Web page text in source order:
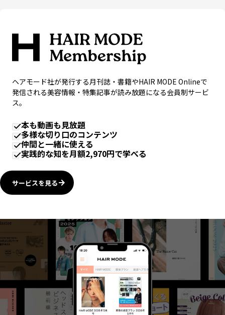
ヘアモード社が発行する月刊誌・書籍やHAIR MODE Onlineで
発信される美容情報・特集記事が読み放題になる会員制サービ
ス。
本も動画も見放題
多様な切り口のコンテンツ
仲間と一緒に使える
実践的な知を月額2,970円で学べる
サービスを見る